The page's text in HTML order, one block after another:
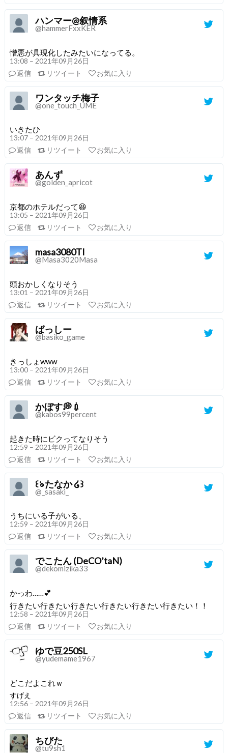
ハンマー@叙情系
@hammerFxxKER
憎悪が具現化したみたいになってる。
13:08 – 2021年09月26日
返信
リツイート お気に入り
ワンタッチ梅子
@one_touch_UME
いきたひ
13:07 – 2021年09月26日
返信
リツイート お気に入り
あんず
@golden_apricot
京都のホテルだって😆
13:05 – 2021年09月26日
返信
リツイート お気に入り
masa3080TI
@Masa3020Masa
頭おかしくなりそう
13:01 – 2021年09月26日
返信
リツイート お気に入り
ばっしー
@basiko_game
きっしょwww
13:00 – 2021年09月26日
返信
リツイート お気に入り
かぼす💭💉
@kabos99percent
起きた時にビクってなりそう
12:59 – 2021年09月26日
返信
リツイート お気に入り
꒰ঌ たなか ໒꒱
@_sasaki_
うちにいる子がいる、
12:59 – 2021年09月26日
返信
リツイート お気に入り
でこたん (DeCO’taN)
@dekomizika33
かっわ……💕
行きたい行きたい行きたい行きたい行きたい行きたい！！
12:58 – 2021年09月26日
返信
リツイート お気に入り
ゆで豆250SL
@yudemame1967
どこだよこれｗ
すげえ
12:56 – 2021年09月26日
返信
リツイート お気に入り
ちびた
@tu9sh1